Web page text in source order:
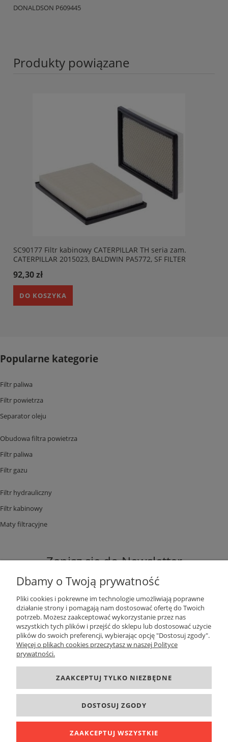
DONALDSON P609445
Produkty powiązane
SC90177 Filtr kabinowy CATERPILLAR TH seria zam.
CATERPILLAR 2015023, BALDWIN PA5772, SF FILTER
92,30 zł
DO KOSZYKA
Popularne kategorie
Filtr paliwa
Filtr powietrza
Separator oleju
Obudowa filtra powietrza
Filtr paliwa
Filtr gazu
Filtr hydrauliczny
Filtr kabinowy
Maty filtracyjne
Zapisz się do Newsletter
ZAPISZ SIĘ
O FIRMIE
Dbamy o Twoją prywatność
Pliki cookies i pokrewne im technologie umożliwiają poprawne
działanie strony i pomagają nam dostosować ofertę do Twoich
potrzeb. Możesz zaakceptować wykorzystanie przez nas
wszystkich tych plików i przejść do sklepu lub dostosować użycie
plików do swoich preferencji, wybierając opcję "Dostosuj zgody".
Więcej o plikach cookies przeczytasz w naszej Polityce
prywatności.
ZAAKCEPTUJ TYLKO NIEZBĘDNE
DOSTOSUJ ZGODY
ZAAKCEPTUJ WSZYSTKIE